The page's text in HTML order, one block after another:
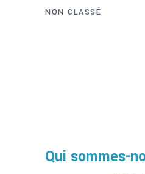
NON CLASSÉ
Qui sommes-